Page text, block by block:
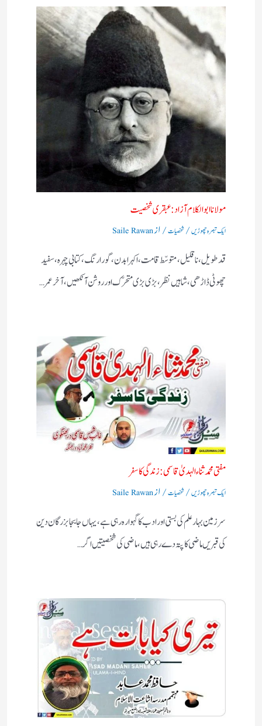
مولانا ابوالکلام آزاد:عبقری شخصیت
ایک تبصرہ چھوڑیں/شخصیات/ ازSaile Rawan
قد طویل، نا قلیل، متوسّط قامت، اکہرا بدن، گورا رنگ، کتابی چہرہ، سفید
چھوٹی ڈاڑھی، شاہیں نظر، بڑی بڑی متحرّک اور روشن آنکھیں، آخر عمر…
مفتی محمد ثناء الہدیٰ قاسمی: زندگی کا سفر
ایک تبصرہ چھوڑیں/شخصیات/ ازSaile Rawan
سرزمین بہارعلم کی بستی اورادب کا گہوارہ رہی ہے، یہاں جابجا بزرگان دین
کی قبریں ماضی کا پتہ دے رہی ہیں، ماضی کی شخصیتیں اگر…